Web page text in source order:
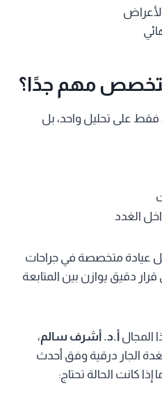
مهم جدًا؟
على تحليل واحد، بل
الغدد
عيادة متخصصة في جراحات
دقيق يوازن بين المتابعة
المجال أ.د. أشرف سالم،
الجار درقية وفق أحدث
إذا كانت الحالة تحتاج: